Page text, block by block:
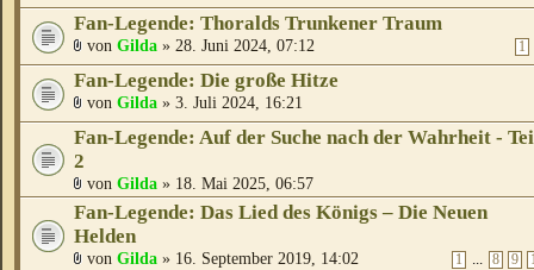
Fan-Legende: Thoralds Trunkener Traum
1
von Gilda » 28. Juni 2024, 07:12
Fan-Legende: Die große Hitze
von Gilda » 3. Juli 2024, 16:21
Fan-Legende: Auf der Suche nach der Wahrheit -
2
von Gilda » 18. Mai 2025, 06:57
Fan-Legende: Das Lied des Königs – Die Neuen
Helden
1 ... 8 9
von Gilda » 16. September 2019, 14:02